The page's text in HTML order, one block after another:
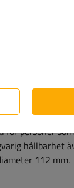
såsom
bruk,
till sina
för personer
hållbarhet
112 mm.